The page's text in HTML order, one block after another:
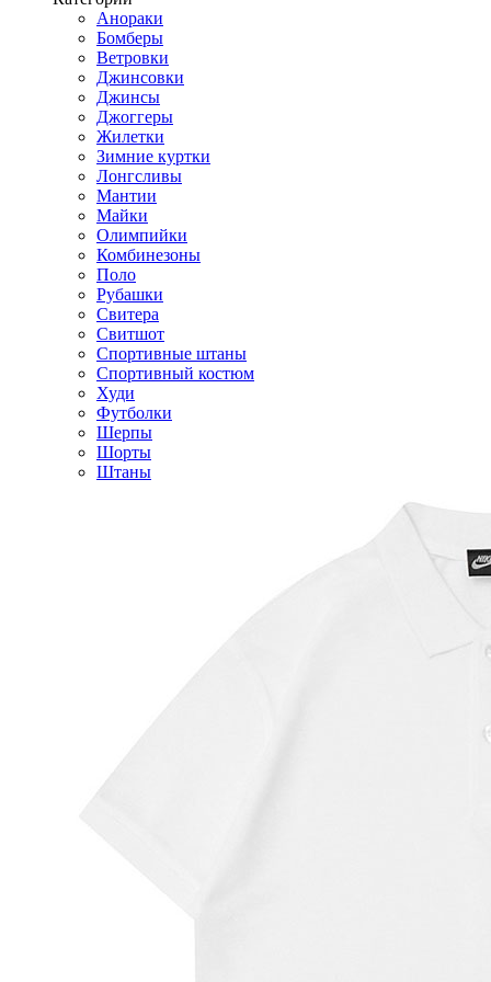
Анораки
Бомберы
Ветровки
Джинсовки
Джинсы
Джоггеры
Жилетки
Зимние куртки
Лонгсливы
Мантии
Майки
Олимпийки
Комбинезоны
Поло
Рубашки
Свитера
Свитшот
Спортивные штаны
Спортивный костюм
Худи
Футболки
Шерпы
Шорты
Штаны